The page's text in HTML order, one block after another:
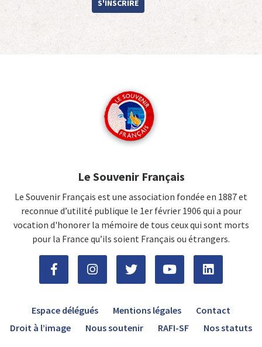
S'INSCRIRE
Le Souvenir Français
Le Souvenir Français est une association fondée en 1887 et
reconnue d’utilité publique le 1er février 1906 qui a pour
vocation d'honorer la mémoire de tous ceux qui sont morts
pour la France qu’ils soient Français ou étrangers.
Espace délégués Mentions légales
Contact
Droit à l’image
Nous soutenir RAFI-SF Nos statuts